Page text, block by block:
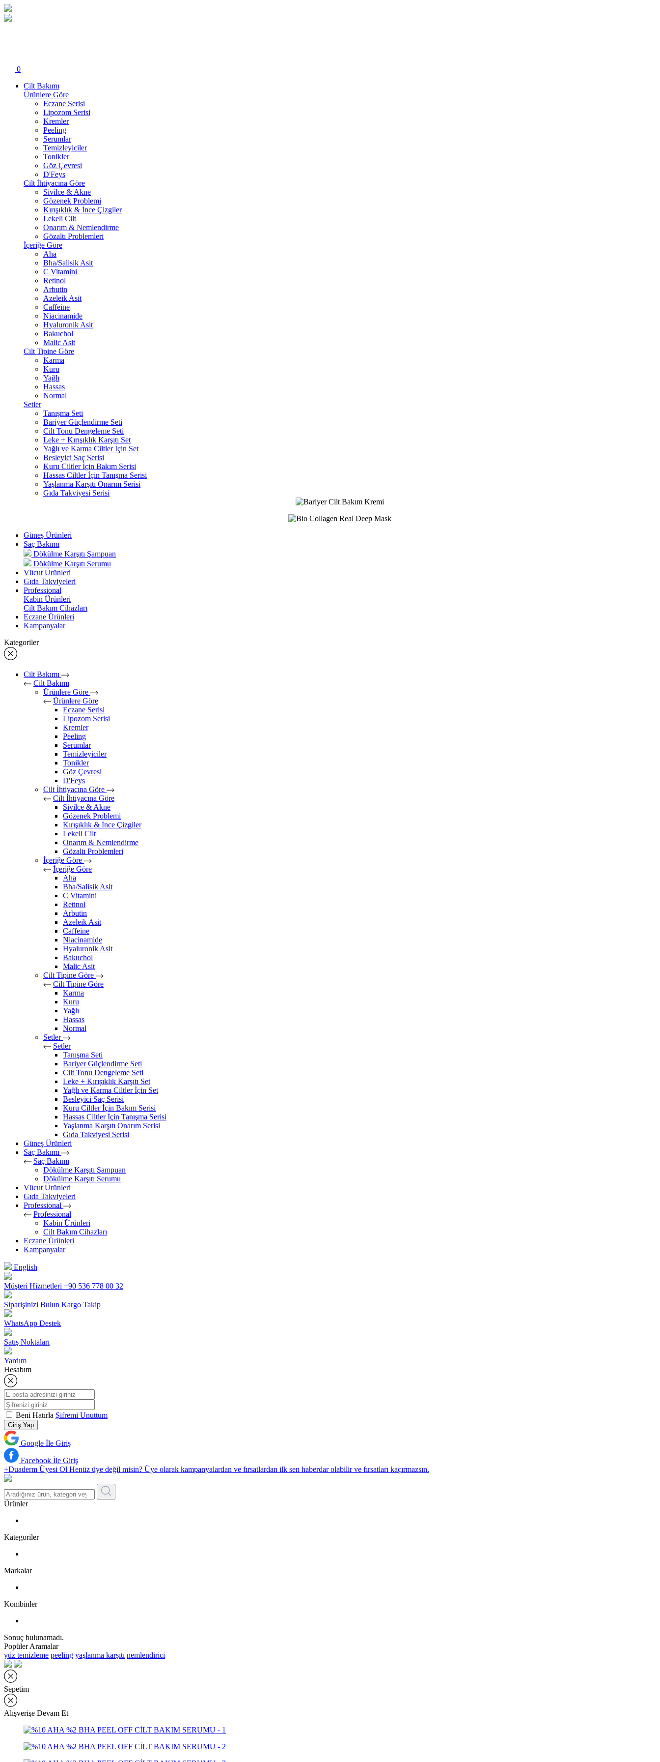
0
Cilt Bakımı
Ürünlere Göre
Eczane Serisi
Lipozom Serisi
Kremler
Peeling
Serumlar
Temizleyiciler
Tonikler
Göz Çevresi
D'Feys
Cilt İhtiyacına Göre
Sivilce & Akne
Gözenek Problemi
Kırışıklık & İnce Çizgiler
Lekeli Cilt
Onarım & Nemlendirme
Gözaltı Problemleri
İçeriğe Göre
Aha
Bha/Salisik Asit
C Vitamini
Retinol
Arbutin
Azeleik Asit
Caffeine
Niacinamide
Hyaluronik Asit
Bakuchol
Malic Asit
Cilt Tipine Göre
Karma
Kuru
Yağlı
Hassas
Normal
Setler
Tanışma Seti
Bariyer Güçlendirme Seti
Cilt Tonu Dengeleme Seti
Leke + Kırışıklık Karşıtı Set
Yağlı ve Karma Ciltler İçin Set
Besleyici Saç Serisi
Kuru Ciltler İçin Bakım Serisi
Hassas Ciltler İçin Tanışma Serisi
Yaşlanma Karşıtı Onarım Serisi
Gıda Takviyesi Serisi
Güneş Ürünleri
Saç Bakımı
Dökülme Karşıtı Şampuan
Dökülme Karşıtı Serumu
Vücut Ürünleri
Gıda Takviyeleri
Professional
Kabin Ürünleri
Cilt Bakım Cihazları
Eczane Ürünleri
Kampanyalar
Kategoriler
Cilt Bakımı
Cilt Bakımı
Ürünlere Göre
Ürünlere Göre
Eczane Serisi
Lipozom Serisi
Kremler
Peeling
Serumlar
Temizleyiciler
Tonikler
Göz Çevresi
D'Feys
Cilt İhtiyacına Göre
Cilt İhtiyacına Göre
Sivilce & Akne
Gözenek Problemi
Kırışıklık & İnce Çizgiler
Lekeli Cilt
Onarım & Nemlendirme
Gözaltı Problemleri
İçeriğe Göre
İçeriğe Göre
Aha
Bha/Salisik Asit
C Vitamini
Retinol
Arbutin
Azeleik Asit
Caffeine
Niacinamide
Hyaluronik Asit
Bakuchol
Malic Asit
Cilt Tipine Göre
Cilt Tipine Göre
Karma
Kuru
Yağlı
Hassas
Normal
Setler
Setler
Tanışma Seti
Bariyer Güçlendirme Seti
Cilt Tonu Dengeleme Seti
Leke + Kırışıklık Karşıtı Set
Yağlı ve Karma Ciltler İçin Set
Besleyici Saç Serisi
Kuru Ciltler İçin Bakım Serisi
Hassas Ciltler İçin Tanışma Serisi
Yaşlanma Karşıtı Onarım Serisi
Gıda Takviyesi Serisi
Güneş Ürünleri
Saç Bakımı
Saç Bakımı
Dökülme Karşıtı Şampuan
Dökülme Karşıtı Serumu
Vücut Ürünleri
Gıda Takviyeleri
Professional
Professional
Kabin Ürünleri
Cilt Bakım Cihazları
Eczane Ürünleri
Kampanyalar
English
Müşteri Hizmetleri +90 536 778 00 32
Siparişinizi Bulun Kargo Takip
WhatsApp Destek
Satış Noktaları
Yardım
Hesabım
Beni Hatırla Şifremi Unuttum
Giriş Yap
Google İle Giriş
Facebook İle Giriş
+Duaderm Üyesi Ol Henüz üye değil misin? Üye olarak kampanyalardan ve fırsatlardan ilk sen haberdar olabilir ve fırsatları kaçırmazsın.
Ürünler
Kategoriler
Markalar
Kombinler
Sonuç bulunamadı.
Popüler Aramalar
yüz temizleme peeling yaşlanma karşıtı nemlendirici
Sepetim
Alışverişe Devam Et